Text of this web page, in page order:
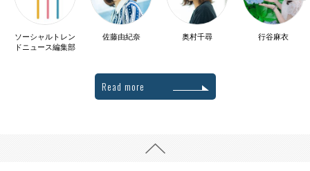
ソーシャルトレン
ドニュース編集部
佐藤由紀奈 奥村千尋 行谷麻衣
Read more